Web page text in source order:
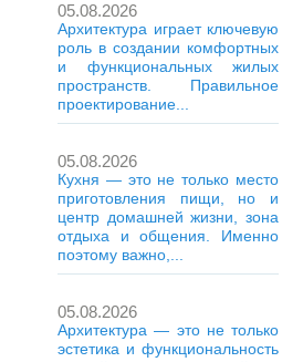
05.08.2026
Архитектура играет ключевую
роль в создании комфортных
и функциональных жилых
пространств. Правильное
проектирование...
05.08.2026
Кухня — это не только место
приготовления пищи, но и
центр домашней жизни, зона
отдыха и общения. Именно
поэтому важно,...
05.08.2026
Архитектура — это не только
эстетика и функциональность